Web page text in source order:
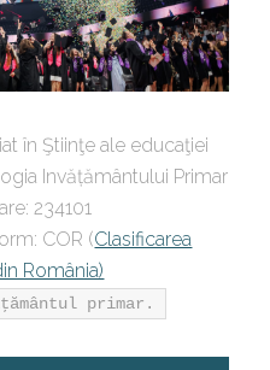
în Ştiinţe ale educaţiei
Invățământului Primar
234101
COR (Clasificarea
România)
primar.